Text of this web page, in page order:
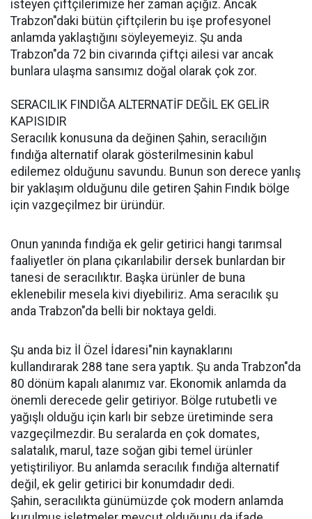
isteyen çiftçilerimize her zaman açığız. Ancak
Trabzon"daki bütün çiftçilerin bu işe profesyonel
anlamda yaklaştığını söyleyemeyiz. Şu anda
Trabzon"da 72 bin civarında çiftçi ailesi var ancak
bunlara ulaşma sansımız doğal olarak çok zor.
SERACILIK FINDIĞA ALTERNATİF DEĞİL EK GELİR
KAPISIDIR
Seracılık konusuna da değinen Şahin, seracılığın
fındığa alternatif olarak gösterilmesinin kabul
edilemez olduğunu savundu. Bunun son derece yanlış
bir yaklaşım olduğunu dile getiren Şahin Fındık bölge
için vazgeçilmez bir üründür.
Onun yanında fındığa ek gelir getirici hangi tarımsal
faaliyetler ön plana çıkarılabilir dersek bunlardan bir
tanesi de seracılıktır. Başka ürünler de buna
eklenebilir mesela kivi diyebiliriz. Ama seracılık şu
anda Trabzon"da belli bir noktaya geldi.
Şu anda biz İl Özel İdaresi"nin kaynaklarını
kullandırarak 288 tane sera yaptık. Şu anda Trabzon"da
80 dönüm kapalı alanımız var. Ekonomik anlamda da
önemli derecede gelir getiriyor. Bölge rutubetli ve
yağışlı olduğu için karlı bir sebze üretiminde sera
vazgeçilmezdir. Bu seralarda en çok domates,
salatalık, marul, taze soğan gibi temel ürünler
yetiştiriliyor. Bu anlamda seracılık fındığa alternatif
değil, ek gelir getirici bir konumdadır dedi.
Şahin, seracılıkta günümüzde çok modern anlamda